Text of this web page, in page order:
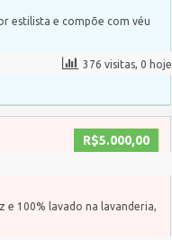
estilista e compõe com véu
376 visitas, 0 hoje
R$5.000,00
e 100% lavado na lavanderia,